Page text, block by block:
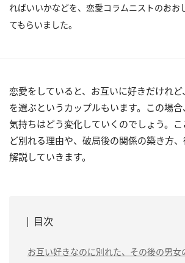
ればいいかなどを、恋愛コラムニストのおお
てもらいました。
恋愛をしていると、お互いに好きだけれ
を選ぶというカップルもいます。この場
気持ちはどう変化していくのでしょう。
ど別れる理由や、破局後の関係の築き方
解説していきます。
目次
お互い好きなのに別れた、その後の男女